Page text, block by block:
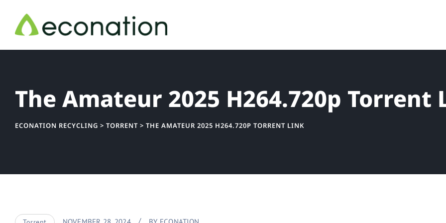
content
The Amateur 2025 H264.720p Torrent
ECONATION RECYCLING > TORRENT > THE AMATEUR 2025 H264.720P TORRENT LINK